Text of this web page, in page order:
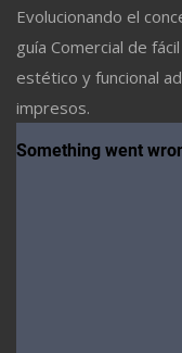
Evolucionando el
guía Comercial de
estético y funcional
impresos.